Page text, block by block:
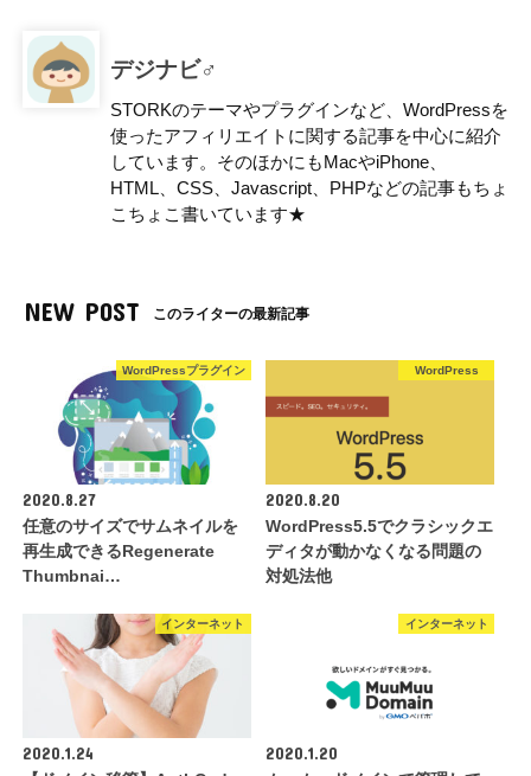
デジナビ♂
STORKのテーマやプラグインなど、WordPressを
使ったアフィリエイトに関する記事を中心に紹介
しています。そのほかにもMacやiPhone、
HTML、CSS、Javascript、PHPなどの記事もちょ
こちょこ書いています★
NEW POST このライターの最新記事
WordPressプラグイン
2020.8.27
任意のサイズでサムネイルを
再生成できるRegenerate
Thumbnai…
WordPress
2020.8.20
WordPress5.5でクラシックエ
ディタが動かなくなる問題の
対処法他
インターネット
2020.1.24
インターネット
2020.1.20